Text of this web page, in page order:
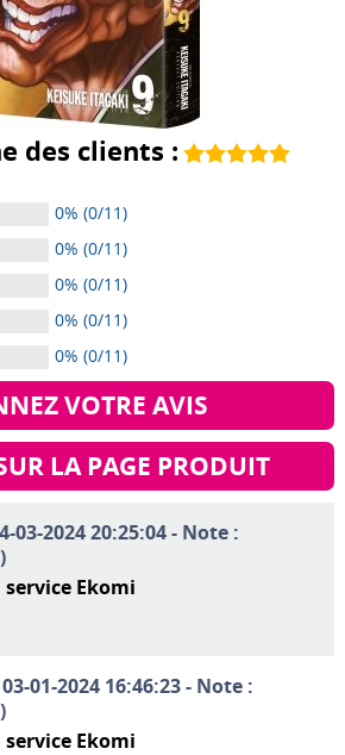
des clients :
0% (0/11)
0% (0/11)
0% (0/11)
0% (0/11)
0% (0/11)
VOTRE AVIS
LA PAGE PRODUIT
03-2024 20:25:04 - Note :
)
Ekomi
01-2024 16:46:23 - Note :
)
Ekomi